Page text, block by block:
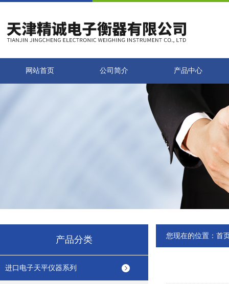
网站首页 公司简介 产品中心
产品分类
进口电子天平仪器系列
您现在的位置： 首